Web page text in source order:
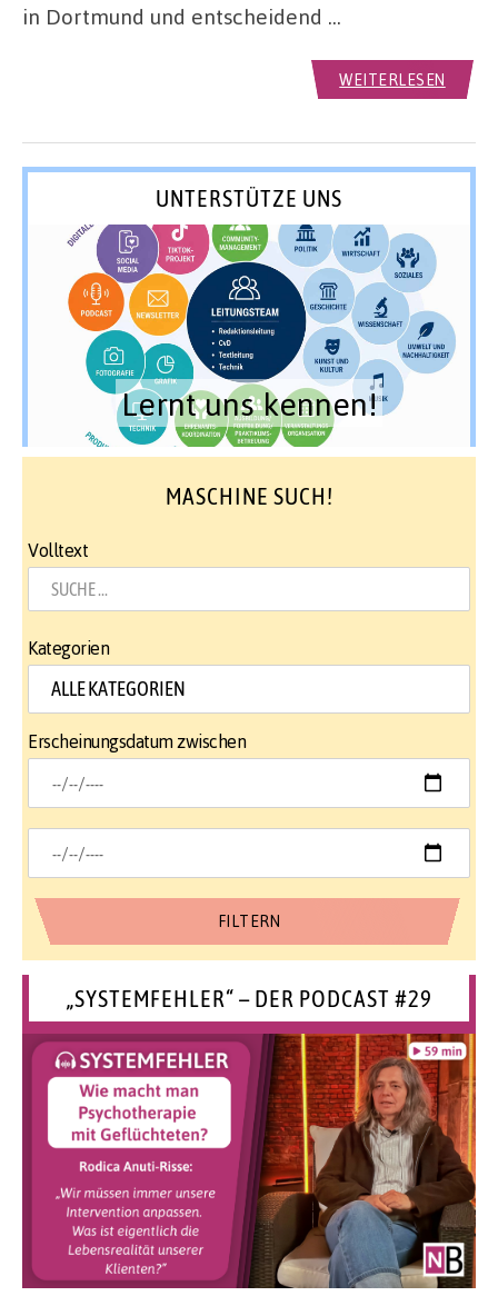
in Dortmund und entscheidend …
WEITERLESEN
UNTERSTÜTZE UNS
Lernt uns kennen!
MASCHINE SUCH!
Volltext
Kategorien
Erscheinungsdatum zwischen
„SYSTEMFEHLER“ – DER PODCAST #29